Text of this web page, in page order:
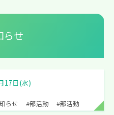
らせ
らせ #部活動 #部活動
17日(水)